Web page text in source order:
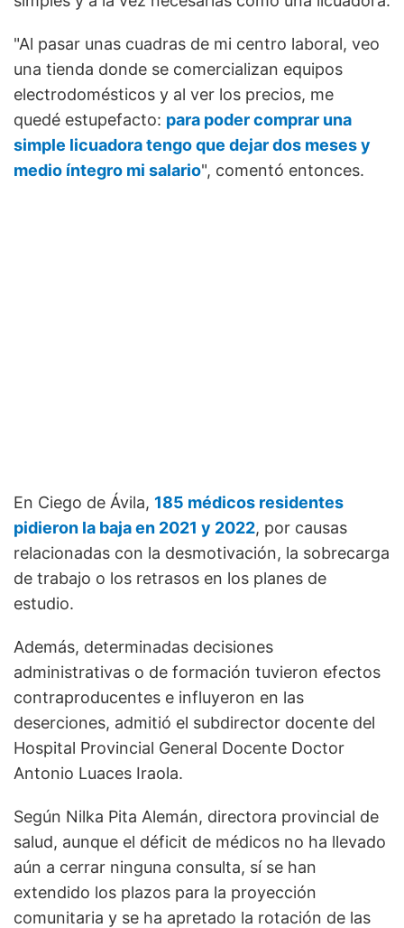
"Al pasar unas cuadras de mi centro laboral, veo
una tienda donde se comercializan equipos
electrodomésticos y al ver los precios, me
quedé estupefacto: para poder comprar una
simple licuadora tengo que dejar dos meses y
medio íntegro mi salario", comentó entonces.
En Ciego de Ávila, 185 médicos residentes
pidieron la baja en 2021 y 2022, por causas
relacionadas con la desmotivación, la sobrecarga
de trabajo o los retrasos en los planes de
estudio.
Además, determinadas decisiones
administrativas o de formación tuvieron efectos
contraproducentes e influyeron en las
deserciones, admitió el subdirector docente del
Hospital Provincial General Docente Doctor
Antonio Luaces Iraola.
Según Nilka Pita Alemán, directora provincial de
salud, aunque el déficit de médicos no ha llevado
aún a cerrar ninguna consulta, sí se han
extendido los plazos para la proyección
comunitaria y se ha apretado la rotación de las